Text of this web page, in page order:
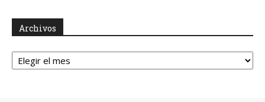
Archivos
Archivos